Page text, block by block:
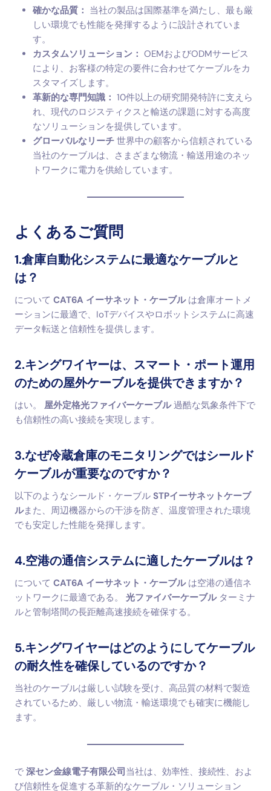
確かな品質： 当社の製品は国際基準を満たし、最も厳
しい環境でも性能を発揮するように設計されていま
す。
カスタムソリューション： OEMおよびODMサービス
により、お客様の特定の要件に合わせてケーブルをカ
スタマイズします。
革新的な専門知識： 10件以上の研究開発特許に支えら
れ、現代のロジスティクスと輸送の課題に対する高度
なソリューションを提供しています。
グローバルなリーチ 世界中の顧客から信頼されている
当社のケーブルは、さまざまな物流・輸送用途のネッ
トワークに電力を供給しています。
よくあるご質問
1.倉庫自動化システムに最適なケーブルと
は？
について CAT6A イーサネット・ケーブルは倉庫オートメ
ーションに最適で、IoTデバイスやロボットシステムに高速
データ転送と信頼性を提供します。
2.キングワイヤーは、スマート・ポート運用
のための屋外ケーブルを提供できますか？
はい。 屋外定格光ファイバーケーブル過酷な気象条件下で
も信頼性の高い接続を実現します。
3.なぜ冷蔵倉庫のモニタリングではシールド
ケーブルが重要なのですか？
以下のようなシールド・ケーブル STPイーサネットケーブ
ルまた、周辺機器からの干渉を防ぎ、温度管理された環境
でも安定した性能を発揮します。
4.空港の通信システムに適したケーブルは？
について CAT6A イーサネット・ケーブルは空港の通信ネ
ットワークに最適である。 光ファイバーケーブルターミナ
ルと管制塔間の長距離高速接続を確保する。
5.キングワイヤーはどのようにしてケーブル
の耐久性を確保しているのですか？
当社のケーブルは厳しい試験を受け、高品質の材料で製造
されているため、厳しい物流・輸送環境でも確実に機能し
ます。
で 深セン金線電子有限公司 当社は、効率性、接続性、およ
び信頼性を促進する革新的なケーブル・ソリューション